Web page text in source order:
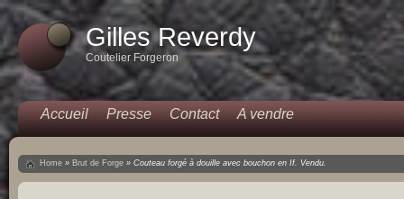
Gilles Reverdy
Coutelier Forgeron
Accueil Presse Contact A vendre
Home » Brut de Forge » Couteau forgé à douille avec bouchon en If. Vendu.